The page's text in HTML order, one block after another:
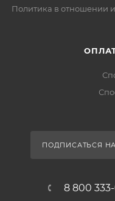
Политика в отношении
ПОДПИСАТЬСЯ
8 800